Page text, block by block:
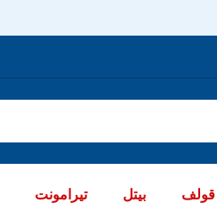
تيرامونت بيتل قولف